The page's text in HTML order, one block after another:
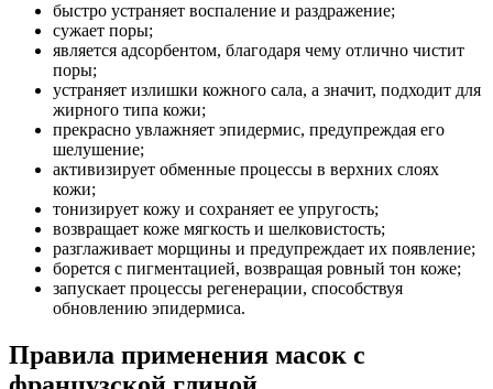
быстро устраняет воспаление и раздражение;
сужает поры;
является адсорбентом, благодаря чему отлично чистит
поры;
устраняет излишки кожного сала, а значит, подходит для
жирного типа кожи;
прекрасно увлажняет эпидермис, предупреждая его
шелушение;
активизирует обменные процессы в верхних слоях
кожи;
тонизирует кожу и сохраняет ее упругость;
возвращает коже мягкость и шелковистость;
разглаживает морщины и предупреждает их появление;
борется с пигментацией, возвращая ровный тон коже;
запускает процессы регенерации, способствуя
обновлению эпидермиса.
Правила применения масок с